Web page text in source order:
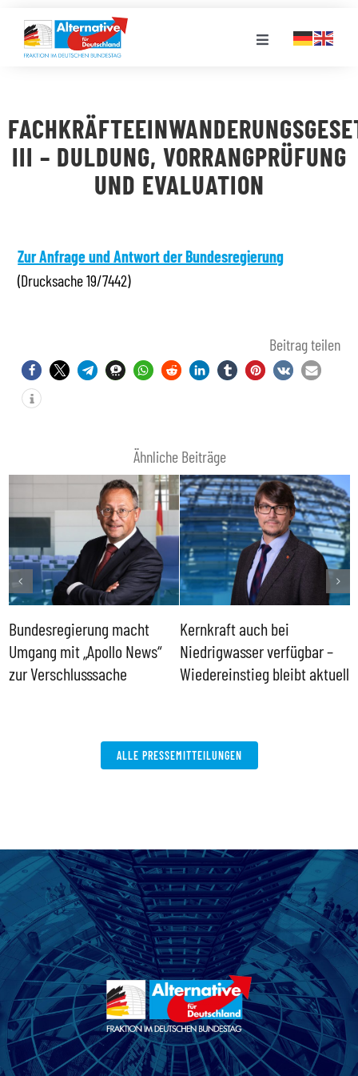
Inhalt
springen
Toggle
LANDESGRUPPEN
VERANSTALTUNGEN
PRESSE
MEDIATHEK
III – DULDUNG, VORRANGPRÜFUNG
UND EVALUATION
Zur Anfrage und Antwort der Bundesregierung
(Drucksache 19/7442)
Beitrag teilen
Ähnliche Beiträge
Bundesregierung macht
Umgang mit „Apollo News“
zur Verschlusssache
Kernkraft auch bei
Niedrigwasser verfügbar –
Wiedereinstieg bleibt aktuell
ALLE PRESSEMITTEILUNGEN